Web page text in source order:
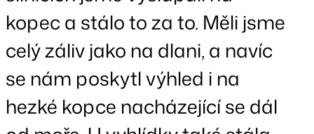
kopec a stálo to za to. Měli jsme
celý záliv jako na dlani, a navíc
se nám poskytl výhled i na
hezké kopce nacházející se dál